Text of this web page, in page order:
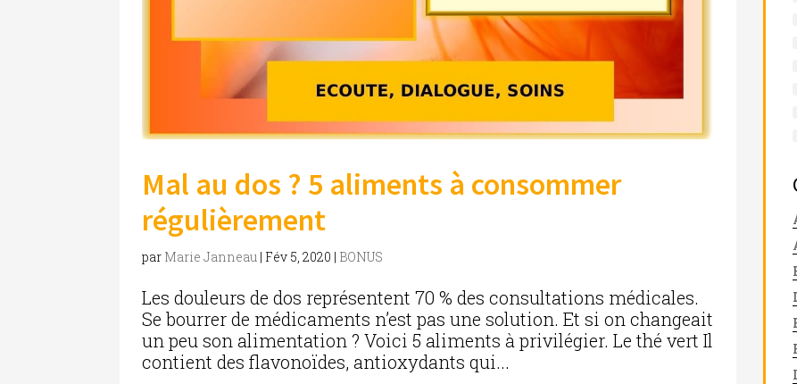
Mal au dos ? 5 aliments à consommer
régulièrement
par Marie Janneau | Fév 5, 2020 | BONUS
Les douleurs de dos représentent 70 % des consultations médicales.
Se bourrer de médicaments n’est pas une solution. Et si on changeait
un peu son alimentation ? Voici 5 aliments à privilégier. Le thé vert Il
contient des flavonoïdes, antioxydants qui...